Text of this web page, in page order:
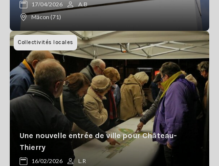
connecter
S'abonner
17/04/2026
A.B
Mâcon (71)
Collectivités locales
Une nouvelle entrée de ville pour Château-
Thierry
16/02/2026
L.R